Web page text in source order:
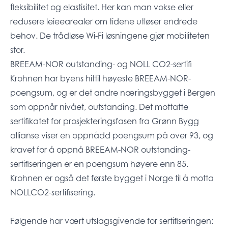
fleksibilitet og elastisitet. Her kan man vokse eller
redusere leieearealer om tidene utløser endrede
behov. De trådløse Wi-Fi løsningene gjør mobiliteten
stor.
BREEAM-NOR outstanding- og NOLL CO2-sertifi
Krohnen har byens hittil høyeste BREEAM-NOR-
poengsum, og er det andre næringsbygget i Bergen
som oppnår nivået, outstanding. Det mottatte
sertifikatet for prosjekteringsfasen fra Grønn Bygg
allianse viser en oppnådd poengsum på over 93, og
kravet for å oppnå BREEAM-NOR outstanding-
sertifiseringen er en poengsum høyere enn 85.
Krohnen er også det første bygget i Norge til å motta
NOLLCO2-sertifisering.
Følgende har vært utslagsgivende for sertifiseringen: